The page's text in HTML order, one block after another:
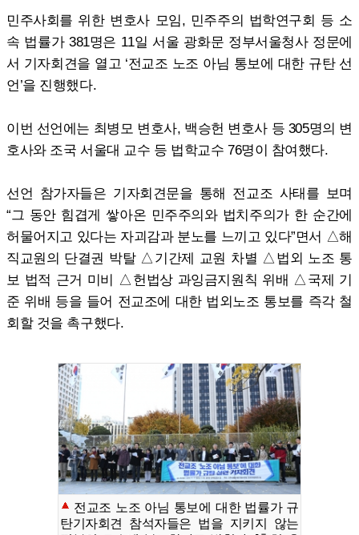
민주사회를 위한 변호사 모임, 민주주의 법학연구회 등 소
속 법률가 381명은 11일 서울 광화문 정부서울청사 정문에
서 기자회견을 열고 ‘전교조 노조 아님 통보에 대한 규탄 선
언’을 진행했다.
이번 선언에는 최병모 변호사, 백승헌 변호사 등 305명의 변
호사와 조국 서울대 교수 등 법학교수 76명이 참여했다.
선언 참가자들은 기자회견문을 통해 전교조 사태를 보며
“그 동안 힘겹게 쌓아온 민주주의와 법치주의가 한 순간에
허물어지고 있다는 자괴감과 분노를 느끼고 있다”면서 △해
직교원의 단결권 박탈 △기간제 교원 차별 △법외 노조 통
보 법적 근거 미비 △헌법상 과잉금지원칙 위배 △국제 기
준 위배 등을 들어 전교조에 대한 법외노조 통보를 즉각 철
회할 것을 촉구했다.
전교조 노조 아님 통보에 대한 법률가 규
탄기자회견 참석자들은 법을 지키지 않는